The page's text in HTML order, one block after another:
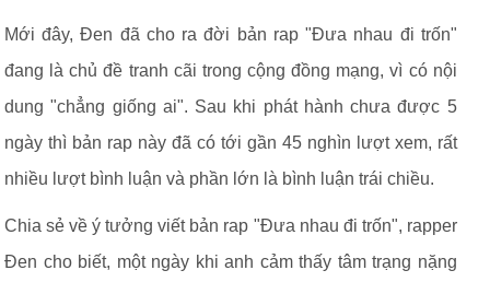
Mới đây, Đen đã cho ra đời bản rap "Đưa nhau đi trốn"
đang là chủ đề tranh cãi trong cộng đồng mạng, vì có nội
dung "chẳng giống ai". Sau khi phát hành chưa được 5
ngày thì bản rap này đã có tới gần 45 nghìn lượt xem, rất
nhiều lượt bình luận và phần lớn là bình luận trái chiều.
Chia sẻ về ý tưởng viết bản rap "Đưa nhau đi trốn", rapper
Đen cho biết, một ngày khi anh cảm thấy tâm trạng nặng